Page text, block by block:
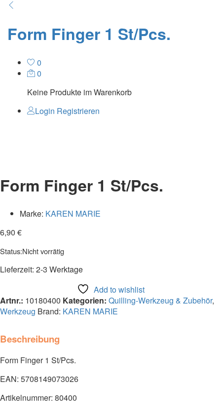
Form Finger 1 St/Pcs.
0
0
Keine Produkte im Warenkorb
Login Registrieren
Form Finger 1 St/Pcs.
Marke: KAREN MARIE
6,90 €
Status:Nicht vorrätig
Lieferzeit: 2-3 Werktage
Add to wishlist
Artnr.: 10180400 Kategorien: Quilling-Werkzeug & Zubehör,
Werkzeug Brand: KAREN MARIE
Beschreibung
Form Finger 1 St/Pcs.
EAN: 5708149073026
Artikelnummer: 80400